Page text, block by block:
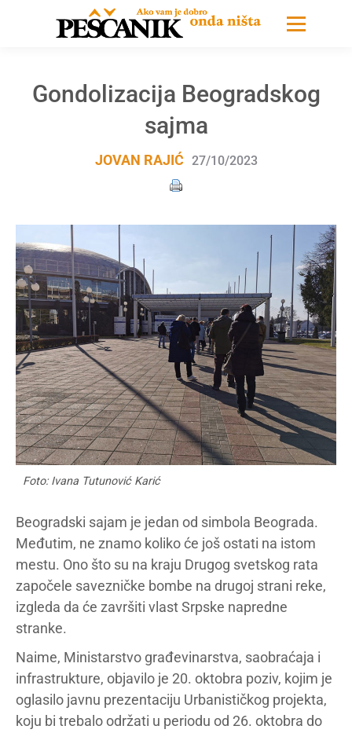
Gondolizacija Beogradskog
sajma
JOVAN RAJIĆ 27/10/2023
Foto: Ivana Tutunović Karić
Beogradski sajam je jedan od simbola Beograda.
Međutim, ne znamo koliko će još ostati na istom
mestu. Ono što su na kraju Drugog svetskog rata
započele savezničke bombe na drugoj strani reke,
izgleda da će završiti vlast Srpske napredne
stranke.
Naime, Ministarstvo građevinarstva, saobraćaja i
infrastrukture, objavilo je 20. oktobra poziv, kojim je
oglasilo javnu prezentaciju Urbanističkog projekta,
koju bi trebalo održati u periodu od 26. oktobra do